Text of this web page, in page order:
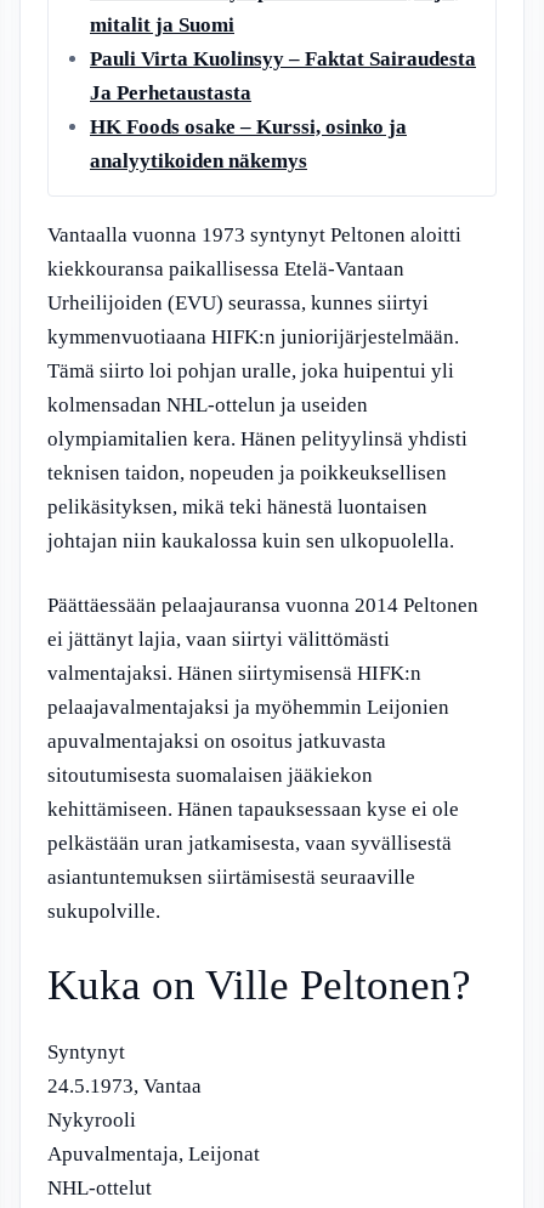
mitalit ja Suomi
Pauli Virta Kuolinsyy – Faktat Sairaudesta
Ja Perhetaustasta
HK Foods osake – Kurssi, osinko ja
analyytikoiden näkemys
Vantaalla vuonna 1973 syntynyt Peltonen aloitti
kiekkouransa paikallisessa Etelä-Vantaan
Urheilijoiden (EVU) seurassa, kunnes siirtyi
kymmenvuotiaana HIFK:n juniorijärjestelmään.
Tämä siirto loi pohjan uralle, joka huipentui yli
kolmensadan NHL-ottelun ja useiden
olympiamitalien kera. Hänen pelityylinsä yhdisti
teknisen taidon, nopeuden ja poikkeuksellisen
pelikäsityksen, mikä teki hänestä luontaisen
johtajan niin kaukalossa kuin sen ulkopuolella.
Päättäessään pelaajauransa vuonna 2014 Peltonen
ei jättänyt lajia, vaan siirtyi välittömästi
valmentajaksi. Hänen siirtymisensä HIFK:n
pelaajavalmentajaksi ja myöhemmin Leijonien
apuvalmentajaksi on osoitus jatkuvasta
sitoutumisesta suomalaisen jääkiekon
kehittämiseen. Hänen tapauksessaan kyse ei ole
pelkästään uran jatkamisesta, vaan syvällisestä
asiantuntemuksen siirtämisestä seuraaville
sukupolville.
Kuka on Ville Peltonen?
Syntynyt
24.5.1973, Vantaa
Nykyrooli
Apuvalmentaja, Leijonat
NHL-ottelut